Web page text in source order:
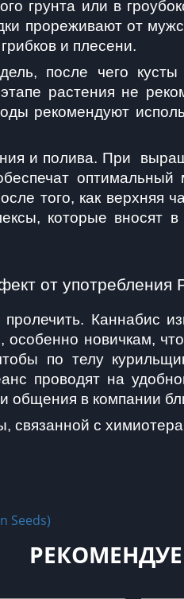
грунта или в
прореживают от
и плесени.
после чего
растения не
рекомендуют
и полива. При
того, как верхняя
которые вносят
от употребления
новичкам,
по телу
проводят на
общения в компании
связанной с
Seeds)